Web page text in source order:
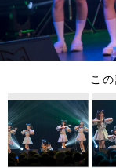
こ